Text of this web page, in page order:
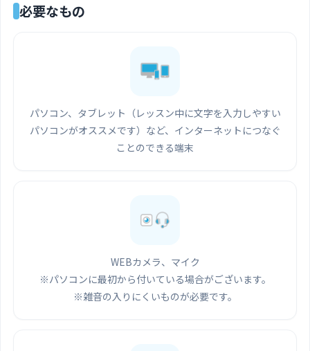
必要なもの
パソコン、タブレット（レッスン中に文字を入力しやすい
パソコンがオススメです）など、インターネットにつなぐ
ことのできる端末
WEBカメラ、マイク
※パソコンに最初から付いている場合がございます。
※雑音の入りにくいものが必要です。